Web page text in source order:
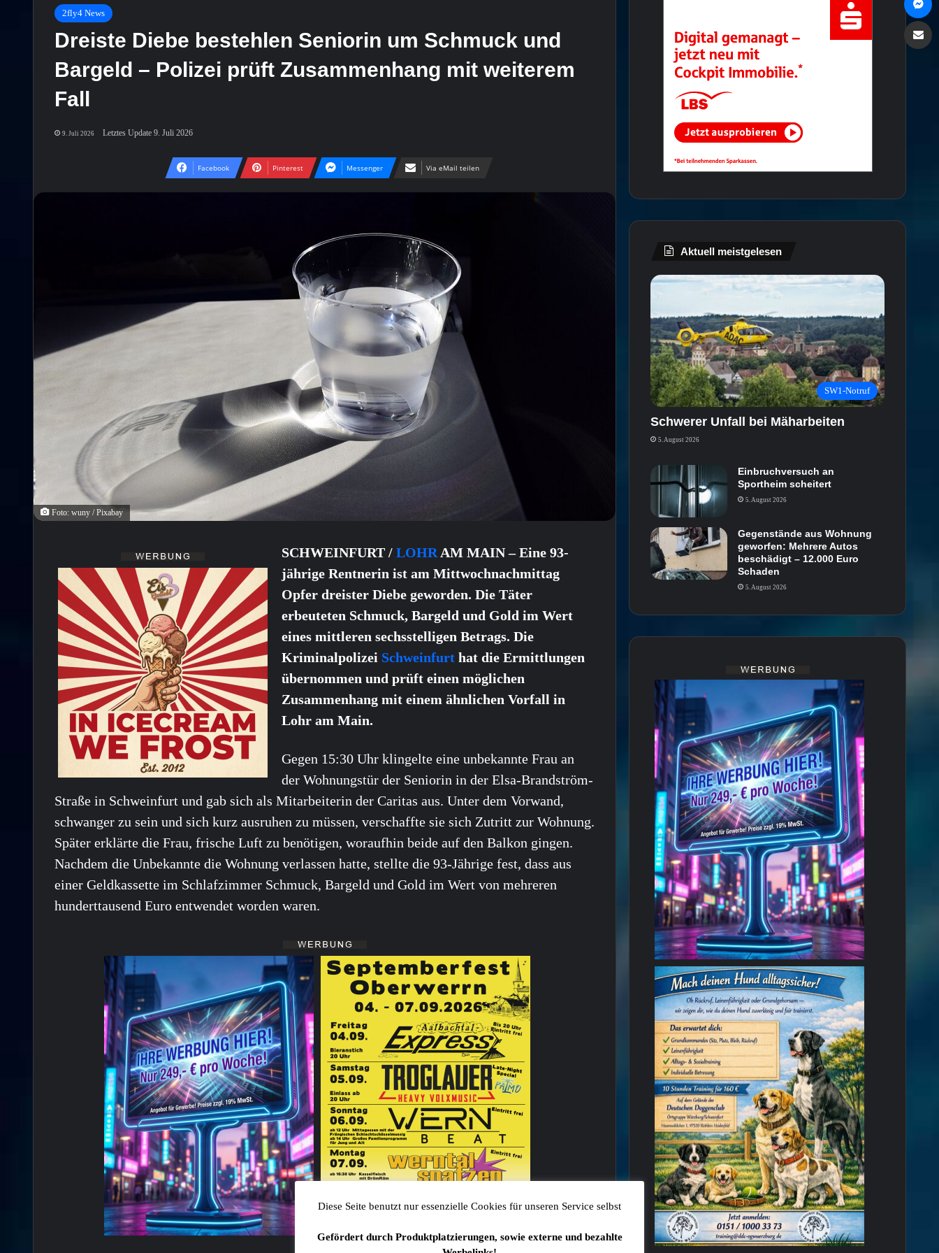
2fly4 News
Dreiste Diebe bestehlen Seniorin um Schmuck und
Bargeld – Polizei prüft Zusammenhang mit weiterem
Fall
9. Juli 2026 Letztes Update 9. Juli 2026
Facebook Pinterest Messenger Via eMail teilen
Foto: wuny / Pixabay
SCHWEINFURT / LOHR AM MAIN – Eine 93-
jährige Rentnerin ist am Mittwochnachmittag
Opfer dreister Diebe geworden. Die Täter
erbeuteten Schmuck, Bargeld und Gold im Wert
eines mittleren sechsstelligen Betrags. Die
Kriminalpolizei Schweinfurt hat die Ermittlungen
übernommen und prüft einen möglichen
Zusammenhang mit einem ähnlichen Vorfall in
Lohr am Main.
Gegen 15:30 Uhr klingelte eine unbekannte Frau an
der Wohnungstür der Seniorin in der Elsa-Brandström-
Straße in Schweinfurt und gab sich als Mitarbeiterin der Caritas aus. Unter dem Vorwand,
schwanger zu sein und sich kurz ausruhen zu müssen, verschaffte sie sich Zutritt zur Wohnung.
Später erklärte die Frau, frische Luft zu benötigen, woraufhin beide auf den Balkon gingen.
Nachdem die Unbekannte die Wohnung verlassen hatte, stellte die 93-Jährige fest, dass aus
einer Geldkassette im Schlafzimmer Schmuck, Bargeld und Gold im Wert von mehreren
hunderttausend Euro entwendet worden waren.
Aktuell meistgelesen
SW1-Notruf
Schwerer Unfall bei Mäharbeiten
5. August 2026
Einbruchversuch an
Sportheim scheitert
5. August 2026
Gegenstände aus Wohnung
geworfen: Mehrere Autos
beschädigt – 12.000 Euro
Schaden
5. August 2026
Diese Seite benutzt nur essenzielle Cookies für unseren Service selbst
Gefördert durch Produktplatzierungen, sowie externe und bezahlte